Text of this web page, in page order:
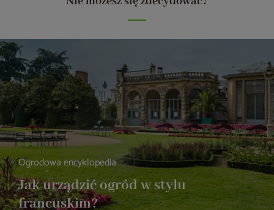
Ogrodowa encyklopedia
Jak urządzić ogród w stylu
francuskim?